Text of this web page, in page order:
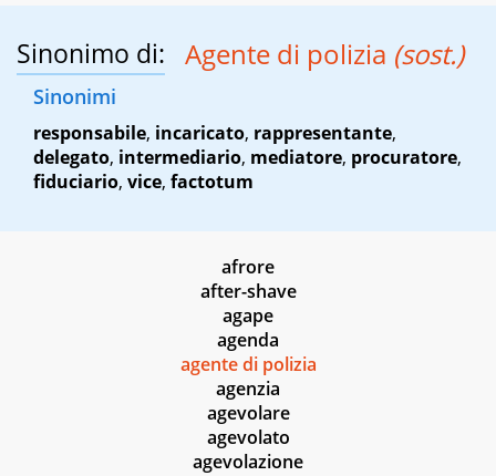
Sinonimo di: Agente di polizia (sost.)
Sinonimi
responsabile, incaricato, rappresentante,
delegato, intermediario, mediatore, procuratore,
fiduciario, vice, factotum
afrore
after-shave
agape
agenda
agente di polizia
agenzia
agevolare
agevolato
agevolazione